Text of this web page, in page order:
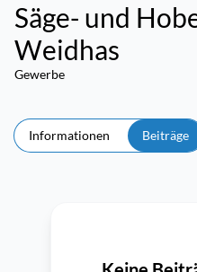
Säge- und
Weidhas
Gewerbe
Informationen Beiträge